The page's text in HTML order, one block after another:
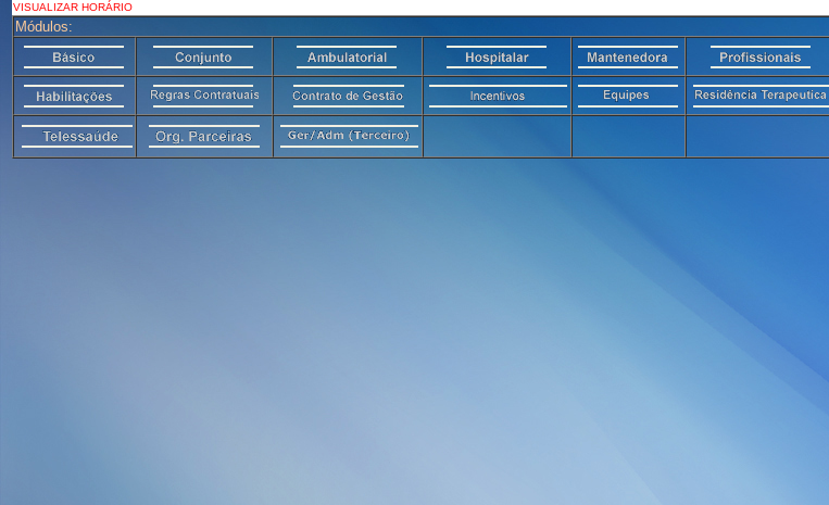
VISUALIZAR HORÁRIO
Módulos: